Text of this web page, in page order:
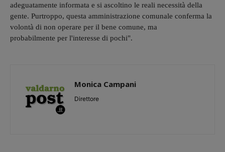
adeguatamente informata e si ascoltino le reali necessità della
gente. Purtroppo, questa amministrazione comunale conferma la
volontà di non operare per il bene comune, ma
probabilmente per l'interesse di pochi".
Monica Campani
Direttore